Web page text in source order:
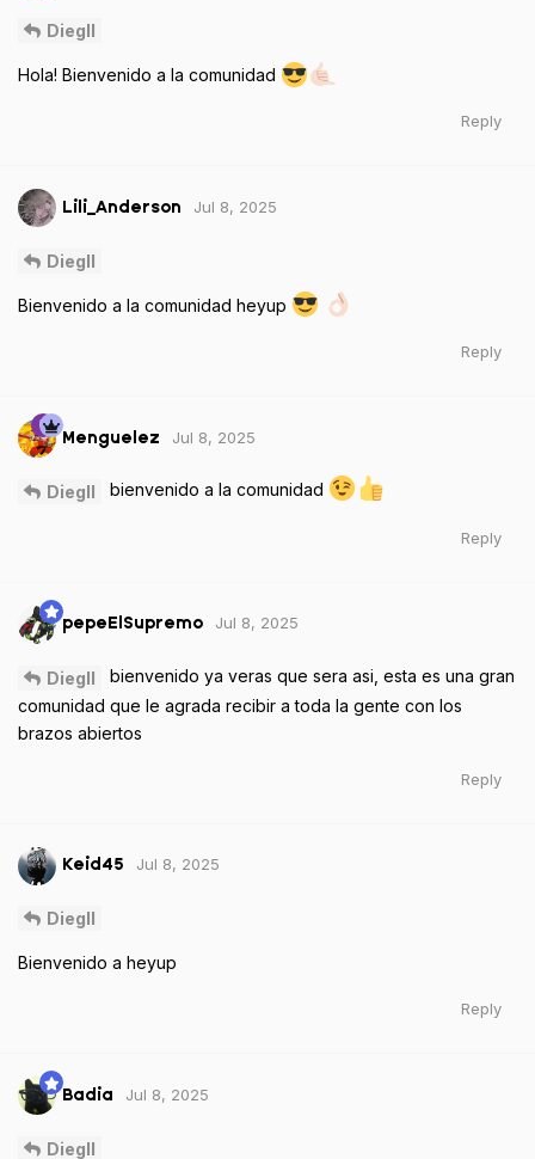
Diegll
Hola! Bienvenido a la comunidad
Reply
Lili_Anderson Jul 8, 2025
Diegll
Bienvenido a la comunidad heyup
Reply
Menguelez Jul 8, 2025
Diegll bienvenido a la comunidad
Reply
pepeElSupremo Jul 8, 2025
Diegll
bienvenido ya veras que sera asi, esta es una gran
comunidad que le agrada recibir a toda la gente con los
brazos abiertos
Reply
Keid45 Jul 8, 2025
Diegll
Bienvenido a heyup
Reply
Badia Jul 8, 2025
Diegll